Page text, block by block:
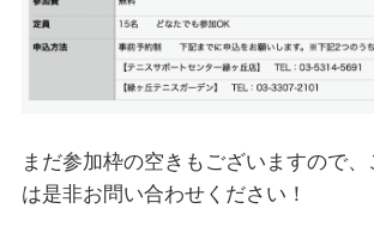
まだ参加枠の空きもございますので
は是非お問い合わせください！